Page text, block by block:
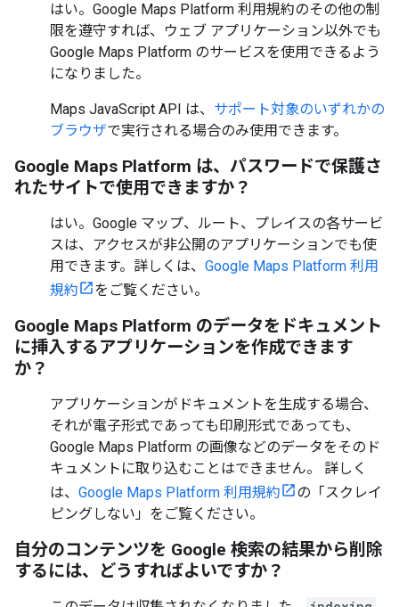
はい。Google Maps Platform 利用規約のその他の制
限を遵守すれば、ウェブ アプリケーション以外でも
Google Maps Platform のサービスを使用できるよう
になりました。
Maps JavaScript API は、 サポート対象のいずれかの
ブラウザで実行される場合のみ使用できます。
Google Maps Platform は、パスワードで保護さ
れたサイトで使用できますか？
はい。Google マップ、ルート、プレイスの各サービ
スは、アクセスが非公開のアプリケーションでも使
用できます。詳しくは、 Google Maps Platform 利用
規約
をご覧ください。
Google Maps Platform のデータをドキュメント
に挿入するアプリケーションを作成できます
か？
アプリケーションがドキュメントを生成する場合、
それが電子形式であっても印刷形式であっても、
Google Maps Platform の画像などのデータをそのド
キュメントに取り込むことはできません。 詳しく
は、 Google Maps Platform 利用規約
の「スクレイ
ピングしない」をご覧ください。
自分のコンテンツを Google 検索の結果から削除
するには、どうすればよいですか？